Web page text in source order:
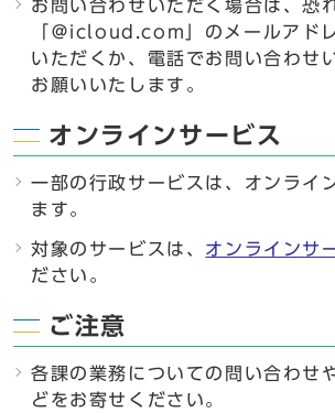
お問い合わせいただく場合は、恐
「＠icloud.com」のメールアド
いただくか、電話でお問い合わせ
お願いいたします。
オンラインサービス
一部の行政サービスは、オンライ
ます。
対象のサービスは、 オンラインサ
ださい。
ご注意
各課の業務についての問い合わせ
どをお寄せください。